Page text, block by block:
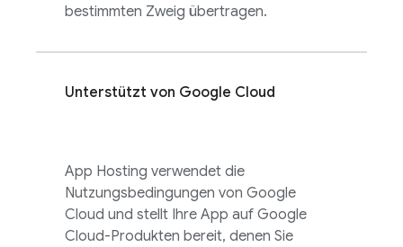
bestimmten Zweig übertragen.
Unterstützt von Google Cloud
App Hosting verwendet die
Nutzungsbedingungen von Google
Cloud und stellt Ihre App auf Google
Cloud-Produkten bereit, denen Sie